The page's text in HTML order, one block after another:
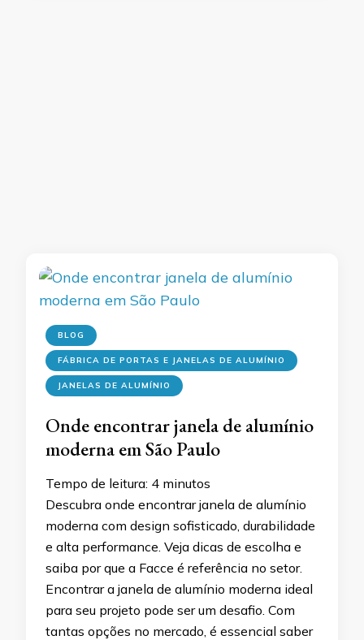
BLOG
FÁBRICA DE PORTAS E JANELAS DE ALUMÍNIO
JANELAS DE ALUMÍNIO
Onde encontrar janela de alumínio
moderna em São Paulo
Tempo de leitura: 4 minutos
Descubra onde encontrar janela de alumínio
moderna com design sofisticado, durabilidade
e alta performance. Veja dicas de escolha e
saiba por que a Facce é referência no setor.
Encontrar a janela de alumínio moderna ideal
para seu projeto pode ser um desafio. Com
tantas opções no mercado, é essencial saber